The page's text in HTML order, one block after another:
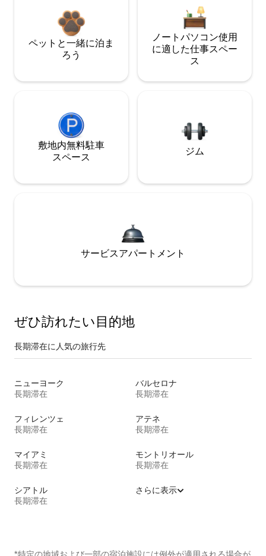
ペットと一緒に泊ま
ろう
ノートパソコン使用
に適した仕事スペー
ス
敷地内無料駐⁠車
ス⁠ペ⁠ー⁠ス
ジム
サービスアパートメント
ぜひ訪⁠れ⁠た⁠い目⁠的⁠地
長期滞在に人気の旅行先
ニューヨーク
長期滞在
バルセロナ
長期滞在
フィレンツェ
長期滞在
アテネ
長期滞在
マイアミ
長期滞在
モントリオール
長期滞在
シアトル
長期滞在
さらに表示